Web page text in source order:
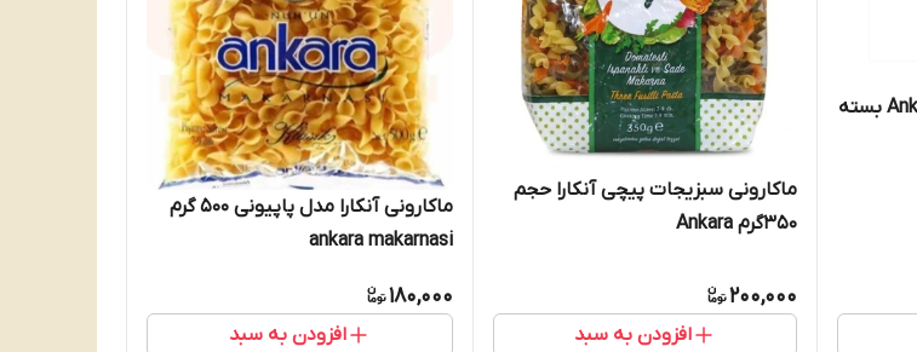
ماکارونی رشته ای ضخیم Ankara بسته
ماکارونی سبزیجات پیچی آنکارا حجم
۳۵۰گرم Ankara
200,000
افزودن به سبد
ماکارونی آنکارا مدل پاپیونی 500 گرم
ankara makarnasi
180,000
افزودن به سبد